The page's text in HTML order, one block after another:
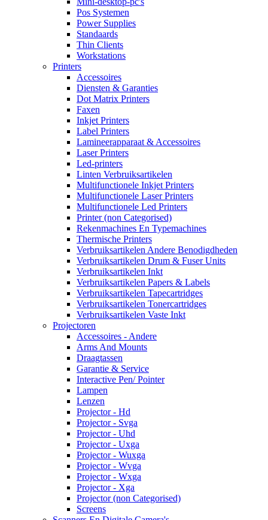
Pos Systemen
Power Supplies
Standaards
Thin Clients
Workstations
Printers
Accessoires
Diensten & Garanties
Dot Matrix Printers
Faxen
Inkjet Printers
Label Printers
Lamineerapparaat & Accessoires
Laser Printers
Led-printers
Linten Verbruiksartikelen
Multifunctionele Inkjet Printers
Multifunctionele Laser Printers
Multifunctionele Led Printers
Printer (non Categorised)
Rekenmachines En Typemachines
Thermische Printers
Verbruiksartikelen Andere Benodigdheden
Verbruiksartikelen Drum & Fuser Units
Verbruiksartikelen Inkt
Verbruiksartikelen Papers & Labels
Verbruiksartikelen Tapecartridges
Verbruiksartikelen Tonercartridges
Verbruiksartikelen Vaste Inkt
Projectoren
Accessoires - Andere
Arms And Mounts
Draagtassen
Garantie & Service
Interactive Pen/ Pointer
Lampen
Lenzen
Projector - Hd
Projector - Svga
Projector - Uhd
Projector - Uxga
Projector - Wuxga
Projector - Wvga
Projector - Wxga
Projector - Xga
Projector (non Categorised)
Screens